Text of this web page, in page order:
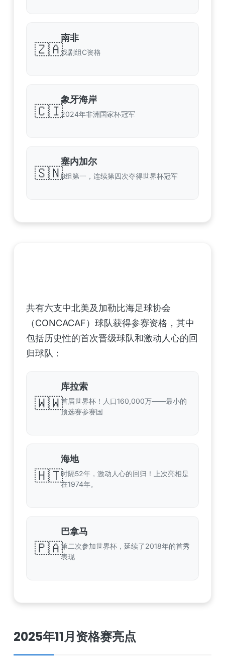
🇿🇦
南非
戏剧组C资格
🇨🇮
象牙海岸
2024年非洲国家杯冠军
🇸🇳
塞内加尔
B组第一，连续第四次夺得世界杯冠军
共有六支中北美及加勒比海足球协会
（CONCACAF）球队获得参赛资格，其中
包括历史性的首次晋级球队和激动人心的回
归球队：
🇼🇼
库拉索
首届世界杯！人口160,000万——最小的
预选赛参赛国
🇭🇹
海地
时隔52年，激动人心的回归！上次亮相是
在1974年。
🇵🇦
巴拿马
第二次参加世界杯，延续了2018年的首秀
表现
2025年11月资格赛亮点